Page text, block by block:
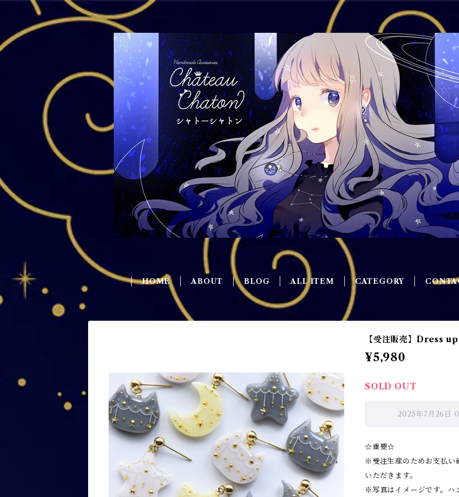
HOME ABOUT BLOG ALL ITEM CATEGORY
【受注販売】Dress
¥5,980
SOLD OUT
2025年7月26日
☆重要☆
※受注生産のためお支払い
いただきます。
※写真はイメージです。ハ